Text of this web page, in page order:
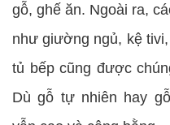
gỗ, ghế ăn. Ngoài ra,
như giường ngủ, kệ
tủ bếp cũng được
Dù gỗ tự nhiên hay